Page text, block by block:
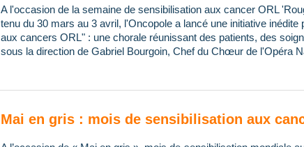
A l'occasion de la semaine de sensibilisation aux cancer ORL
tenu du 30 mars au 3 avril, l'Oncopole a lancé une initiative inédite
aux cancers ORL" : une chorale réunissant des patients, des
sous la direction de Gabriel Bourgoin, Chef du Chœur de l'Opéra
Mai en gris : mois de sensibilisation aux